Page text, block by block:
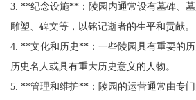
3. **纪念设施**：陵园内通常设有墓碑、
雕塑、碑文等，以铭记逝者的生平和贡献。
4. **文化和历史**：一些陵园具有重要的
历史名人或具有重大历史意义的人物。
5. **管理和维护**：陵园的运营通常由专